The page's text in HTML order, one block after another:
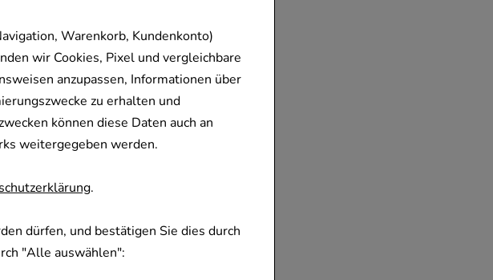
Warenkorb, Kundenkonto)
wir Cookies, Pixel und vergleichbare
anzupassen, Informationen über
zu erhalten und
können diese Daten auch an
weitergegeben werden.
.
dürfen, und bestätigen Sie dies durch
"Alle auswählen":